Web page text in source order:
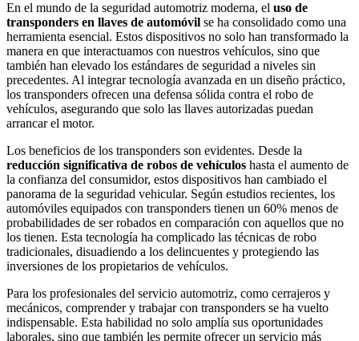
En el mundo de la seguridad automotriz moderna, el uso de
transponders en llaves de automóvil se ha consolidado como una
herramienta esencial. Estos dispositivos no solo han transformado la
manera en que interactuamos con nuestros vehículos, sino que
también han elevado los estándares de seguridad a niveles sin
precedentes. Al integrar tecnología avanzada en un diseño práctico,
los transponders ofrecen una defensa sólida contra el robo de
vehículos, asegurando que solo las llaves autorizadas puedan
arrancar el motor.
Los beneficios de los transponders son evidentes. Desde la
reducción significativa de robos de vehículos hasta el aumento de
la confianza del consumidor, estos dispositivos han cambiado el
panorama de la seguridad vehicular. Según estudios recientes, los
automóviles equipados con transponders tienen un 60% menos de
probabilidades de ser robados en comparación con aquellos que no
los tienen. Esta tecnología ha complicado las técnicas de robo
tradicionales, disuadiendo a los delincuentes y protegiendo las
inversiones de los propietarios de vehículos.
Para los profesionales del servicio automotriz, como cerrajeros y
mecánicos, comprender y trabajar con transponders se ha vuelto
indispensable. Esta habilidad no solo amplía sus oportunidades
laborales, sino que también les permite ofrecer un servicio más